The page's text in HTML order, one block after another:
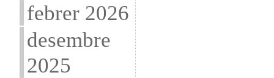
febrer 2026
desembre
2025